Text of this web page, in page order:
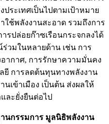
ระเทศเป็นไปตามเป้าหมาย
ช้พลังงานสะอาด รวมถึงการ
รปล่อยก๊าซเรือนกระจกลงได้
วมในหลายด้าน เช่น การ
ากาศ, การรักษาความมั่นคง
ยี การลดต้นทุนทางพลังงาน
เข้าเมือง เป็นต้น ส่งผลให้
ละยั่งยืนต่อไป
นกรรมการ มูลนิธิพลังงาน